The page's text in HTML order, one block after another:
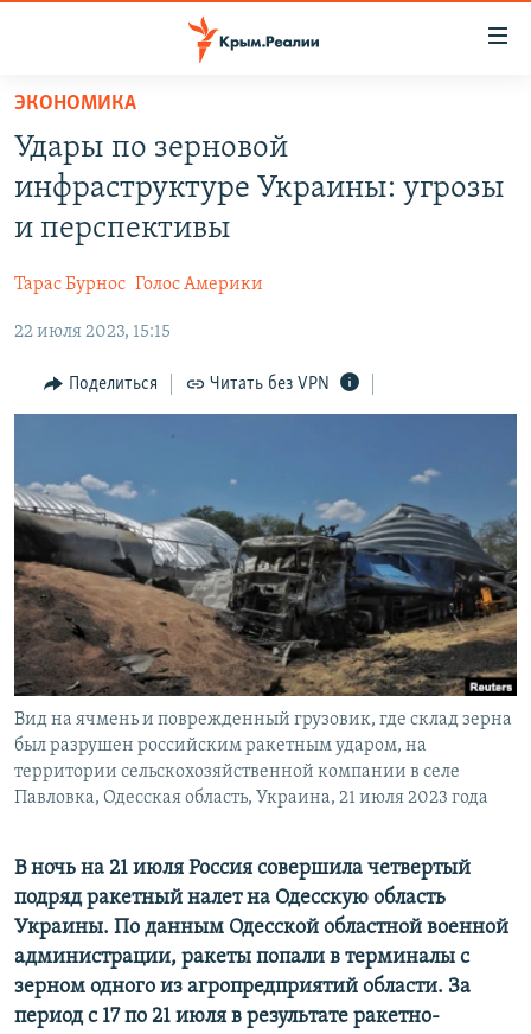
Вернуться
основному
содержанию
Вернутся
главной
навигации
Вернутся
поиску
СПЕЦПРОЕКТЫ
11 ЛЕТ ОККУПАЦИИ КРЫМА. 11 ИСТОРИЙ СОПРОТИВЛЕНИЯ
ВОДА
ЕЩЕ
ИНТЕРАКТИВ
ИНФОГРАФИКА
ПРОПАВШИЕ БЕЗ ВЕСТИ
ПОБЕДИТЕЛЕЙ НЕ СУДЯТ?
КРЫМ.НЕПОКОРЕННЫЙ
ELIFBE
УКРАИНСКАЯ ПРОБЛЕМА КРЫМА
РАДІО СВОБОДА
КАК ОБОЙТИ БЛОКИРОВКУ
Qırımtatar
ПРИСОЕДИНЯЙТЕСЬ!
Все сайты RFE/RL
ЭКОНОМИКА
Удары по зерновой
инфраструктуре Украины: угрозы
и перспективы
Тарас Бурнос Голос Америки
22 июля 2023, 15:15
Поделиться Читать без VPN
Вид на ячмень и поврежденный грузовик, где склад зерна
был разрушен российским ракетным ударом, на
территории сельскохозяйственной компании в селе
Павловка, Одесская область, Украина, 21 июля 2023 года
В ночь на 21 июля Россия совершила четвертый
подряд ракетный налет на Одесскую область
Украины. По данным Одесской областной военной
администрации, ракеты попали в терминалы с
зерном одного из агропредприятий области. За
период с 17 по 21 июля в результате ракетно-